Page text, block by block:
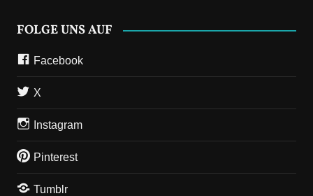
FOLGE UNS AUF
Facebook
X
Instagram
Pinterest
Tumblr